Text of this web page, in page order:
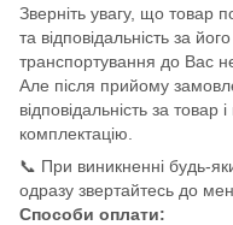
Зверніть увагу, що товар
та відповідальність за
транспортування до Вас
Але після прийому
відповідальність за товар
комплектацію.
📞 При виникненні будь-
одразу звертайтесь до
Способи оплати: